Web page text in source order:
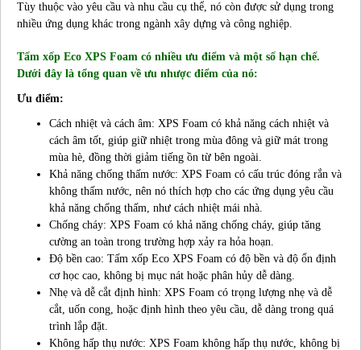
Tùy thuộc vào yêu cầu và nhu cầu cụ thể, nó còn được sử dụng trong
nhiều ứng dụng khác trong ngành xây dựng và công nghiệp.
Tấm xốp Eco XPS Foam có nhiều ưu điểm và một số hạn chế.
Dưới đây là tổng quan về ưu nhược điểm của nó:
Ưu điểm:
Cách nhiệt và cách âm: XPS Foam có khả năng cách nhiệt và
cách âm tốt, giúp giữ nhiệt trong mùa đông và giữ mát trong
mùa hè, đồng thời giảm tiếng ồn từ bên ngoài.
Khả năng chống thấm nước: XPS Foam có cấu trúc đóng rắn và
không thấm nước, nên nó thích hợp cho các ứng dụng yêu cầu
khả năng chống thấm, như cách nhiệt mái nhà.
Chống cháy: XPS Foam có khả năng chống cháy, giúp tăng
cường an toàn trong trường hợp xảy ra hỏa hoạn.
Độ bền cao: Tấm xốp Eco XPS Foam có độ bền và độ ổn định
cơ học cao, không bị mục nát hoặc phân hủy dễ dàng.
Nhẹ và dễ cắt định hình: XPS Foam có trọng lượng nhẹ và dễ
cắt, uốn cong, hoặc định hình theo yêu cầu, dễ dàng trong quá
trình lắp đặt.
Không hấp thụ nước: XPS Foam không hấp thụ nước, không bị